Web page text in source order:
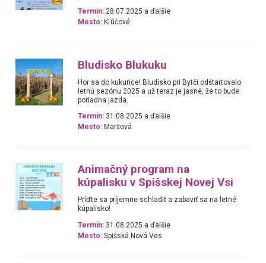
Termín: 28.07.2025 a ďalšie
Mesto: Kľúčové
Bludisko Blukuku
Hor sa do kukurice! Bludisko pri Bytči odštartovalo
letnú sezónu 2025 a už teraz je jasné, že to bude
poriadna jazda.
Termín: 31.08.2025 a ďalšie
Mesto: Maršová
Animačný program na
kúpalisku v Spišskej Novej Vsi
Príďte sa príjemne schladiť a zabaviť sa na letné
kúpalisko!
Termín: 31.08.2025 a ďalšie
Mesto: Spišská Nová Ves